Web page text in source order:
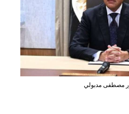
مصطفى مدبولي